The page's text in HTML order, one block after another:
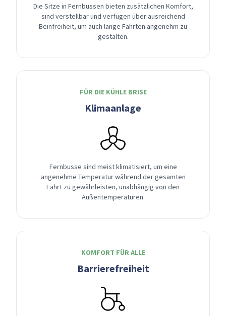
Die Sitze in Fernbussen bieten zusätzlichen Komfort,
sind verstellbar und verfügen über ausreichend
Beinfreiheit, um auch lange Fahrten angenehm zu
gestalten.
FÜR DIE KÜHLE BRISE
Klimaanlage
Fernbusse sind meist klimatisiert, um eine
angenehme Temperatur während der gesamten
Fahrt zu gewährleisten, unabhängig von den
Außentemperaturen.
KOMFORT FÜR ALLE
Barrierefreiheit